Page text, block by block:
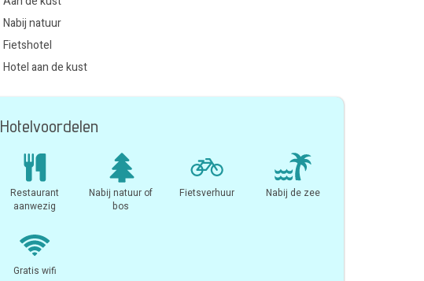
Nabij natuur
Fietshotel
Hotel aan de kust
Hotelvoordelen
Restaurant
aanwezig
Nabij natuur of
bos
Fietsverhuur Nabij de zee
Gratis wifi